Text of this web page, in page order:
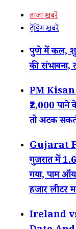
ताजा खबरें
ट्रेंडिंग खबरें
पुणे में कल,
की संभावना,
PM
₹2,000 पाने
तो अटक
Gujarat
गुजरात में
गया, पाम
हजार लीटर
Ireland